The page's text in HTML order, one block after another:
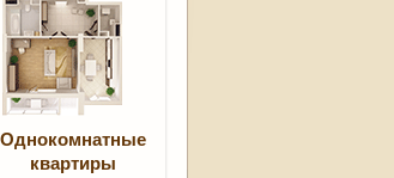
Однокомнатные
квартиры